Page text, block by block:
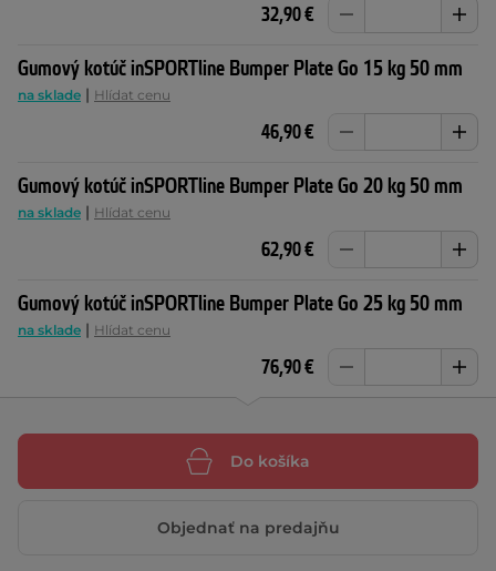
32,90 €
Gumový kotúč inSPORTline Bumper Plate Go 15 kg 50 mm
na sklade | Hlídat cenu
46,90 €
Gumový kotúč inSPORTline Bumper Plate Go 20 kg 50 mm
na sklade | Hlídat cenu
62,90 €
Gumový kotúč inSPORTline Bumper Plate Go 25 kg 50 mm
na sklade | Hlídat cenu
76,90 €
Do košíka
Objednať na predajňu